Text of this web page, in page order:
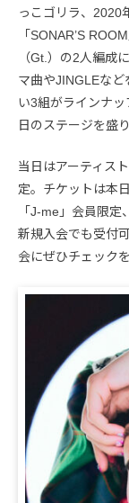
っこゴリラ、2020
「SONAR’S
（Gt.）の2人編成
マ曲やJINGLEな
い3組がラインナ
日のステージを盛
当日はアーティス
定。チケットは本
「J-me」会員限定
新規入会でも受付
会にぜひチェックを